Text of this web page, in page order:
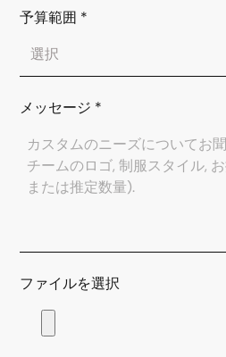
予算範囲 *
メッセージ *
ファイルを選択